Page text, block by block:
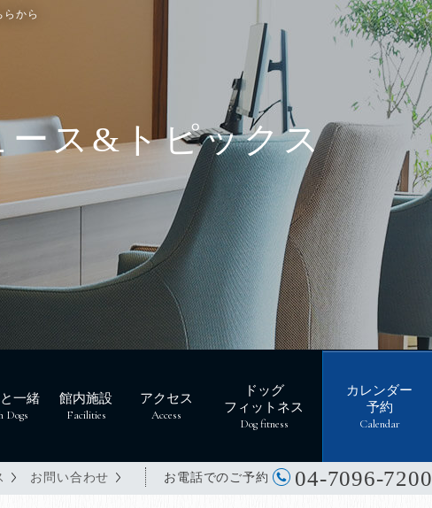
らから
ース&トピックス
一緒
Dogs
館内施設
Facilities
アクセス
Access
ドッグ
フィットネス
Dog fitness
カレンダー
予約
Calendar
お電話でのご予約 04-7096-7200
お問い合わせ
ドッグ
フィットネス
Dog fitness
カレンダー
予約
Calendar